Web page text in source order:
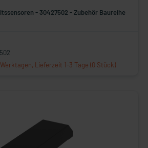
- 30427502 - Zubehör Baureihe
Lieferzeit 1-3 Tage (0 Stück)